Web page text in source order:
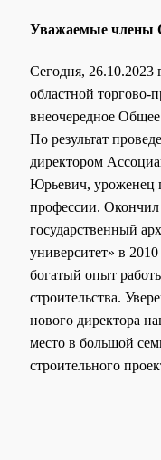
Уважаемые члены
Сегодня, 26.10.2023
областной
внеочередное
По результат
директором
Юрьевич, уроженец
профессии.
государственный
университет» в
богатый опыт
строительства.
нового директора
место в большой
строительного